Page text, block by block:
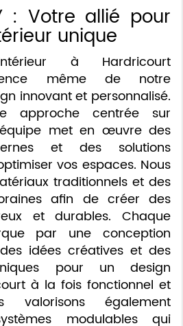
: Votre allié pour
unique
à Hardricourt
même de notre
innovant et personnalisé.
approche centrée sur
met en œuvre des
et des solutions
vos espaces. Nous
traditionnels et des
afin de créer des
et durables. Chaque
par une conception
idées créatives et des
pour un design
à la fois fonctionnel et
valorisons également
modulables qui